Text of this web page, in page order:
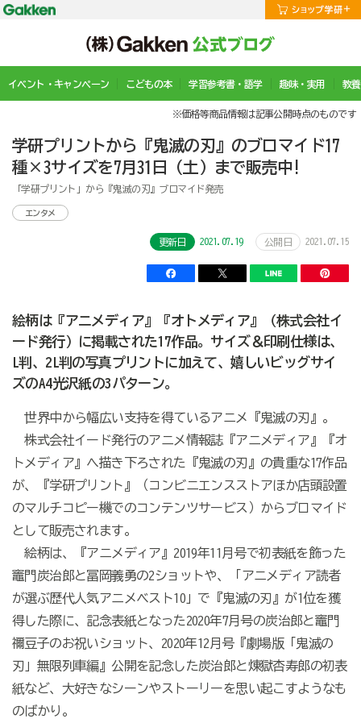
イベント・キャンペーン こどもの本 学習参考書・語学 趣味・実用 教
※価格等商品情報は記事公開時点のものです
学研プリントから『鬼滅の刃』のブロマイド17
種×3サイズを7月31日（土）まで販売中!
「学研プリント」から『鬼滅の刃』ブロマイド発売
エンタメ
更新日 2021.07.19 公開日 2021.07.15
絵柄は『アニメディア』『オトメディア』（株式会社イ
ード発行）に掲載された17作品。サイズ＆印刷仕様は、
L判、2L判の写真プリントに加えて、嬉しいビッグサイ
ズのA4光沢紙の3パターン。
世界中から幅広い支持を得ているアニメ『鬼滅の刃』。
株式会社イード発行のアニメ情報誌『アニメディア』『オ
トメディア』へ描き下ろされた『鬼滅の刃』の貴重な17作品
が、『学研プリント』（コンビニエンスストアほか店頭設置
のマルチコピー機でのコンテンツサービス）からブロマイド
として販売されます。
絵柄は、『アニメディア』2019年11月号で初表紙を飾った
竈門炭治郎と冨岡義勇の2ショットや、「アニメディア読者
が選ぶ歴代人気アニメベスト10」で『鬼滅の刃』が1位を獲
得した際に、記念表紙となった2020年7月号の炭治郎と竈門
禰󠄀豆子のお祝いショット、2020年12月号『劇場版「鬼滅の
刃」無限列車編』公開を記念した炭治郎と煉󠄁獄杏寿郎の初表
紙など、大好きなシーンやストーリーを思い起こすようなも
のばかり。